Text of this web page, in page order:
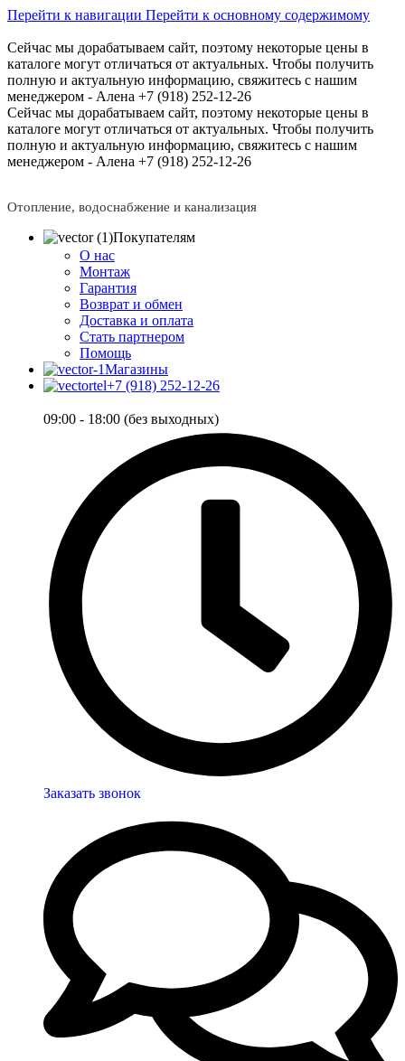
Перейти к навигации Перейти к основному содержимому
Сейчас мы дорабатываем сайт, поэтому некоторые цены в
каталоге могут отличаться от актуальных. Чтобы получить
полную и актуальную информацию, свяжитесь с нашим
менеджером - Алена +7 (918) 252-12-26
Сейчас мы дорабатываем сайт, поэтому некоторые цены в
каталоге могут отличаться от актуальных. Чтобы получить
полную и актуальную информацию, свяжитесь с нашим
менеджером - Алена +7 (918) 252-12-26
Отопление, водоснабжение и канализация
Покупателям
О нас
Монтаж
Гарантия
Возврат и обмен
Доставка и оплата
Стать партнером
Помощь
Магазины
+7 (918) 252-12-26
09:00 - 18:00 (без выходных)
Заказать звонок